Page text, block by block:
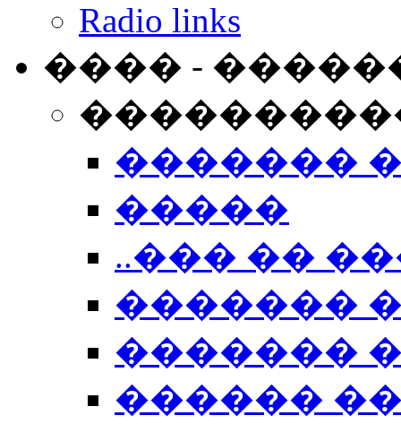
Radio links
���� -
�������
�����
..��� ��
�������
�������
������